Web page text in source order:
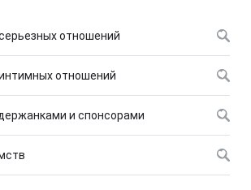
отношений
отношений
и спонсорами